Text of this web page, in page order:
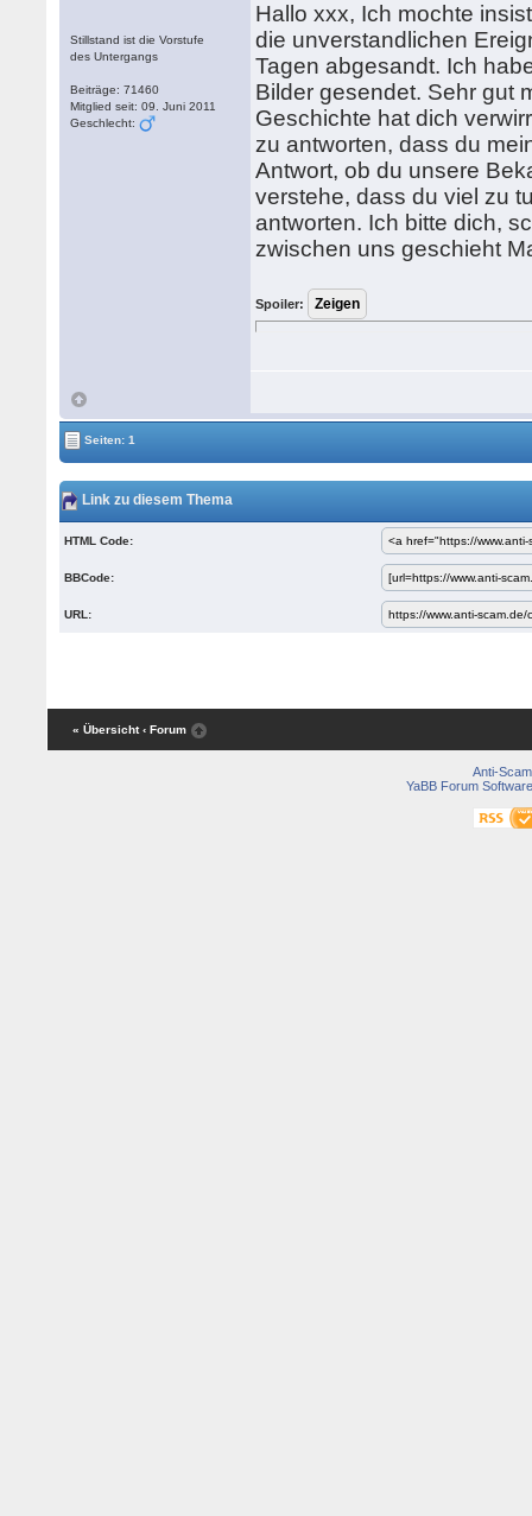
Stillstand ist die Vorstufe
des Untergangs
Beiträge: 71460
Mitglied seit: 09. Juni 2011
Geschlecht:
Hallo xxx, Ich mochte
die unverstandlichen
Tagen abgesandt. Ich
Bilder gesendet. Sehr gut
Geschichte hat dich
zu antworten, dass du
Antwort, ob du unsere
verstehe, dass du viel zu
antworten. Ich bitte dich,
zwischen uns geschieht
Spoiler:
Seiten: 1
Link zu diesem Thema
HTML Code:
BBCode:
URL:
« Übersicht ‹ Forum
Anti-Scam
YaBB Forum Software